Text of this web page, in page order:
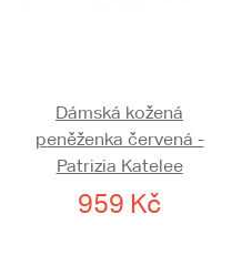
Dámská kožená
peněženka červená -
Patrizia Katelee
959 Kč